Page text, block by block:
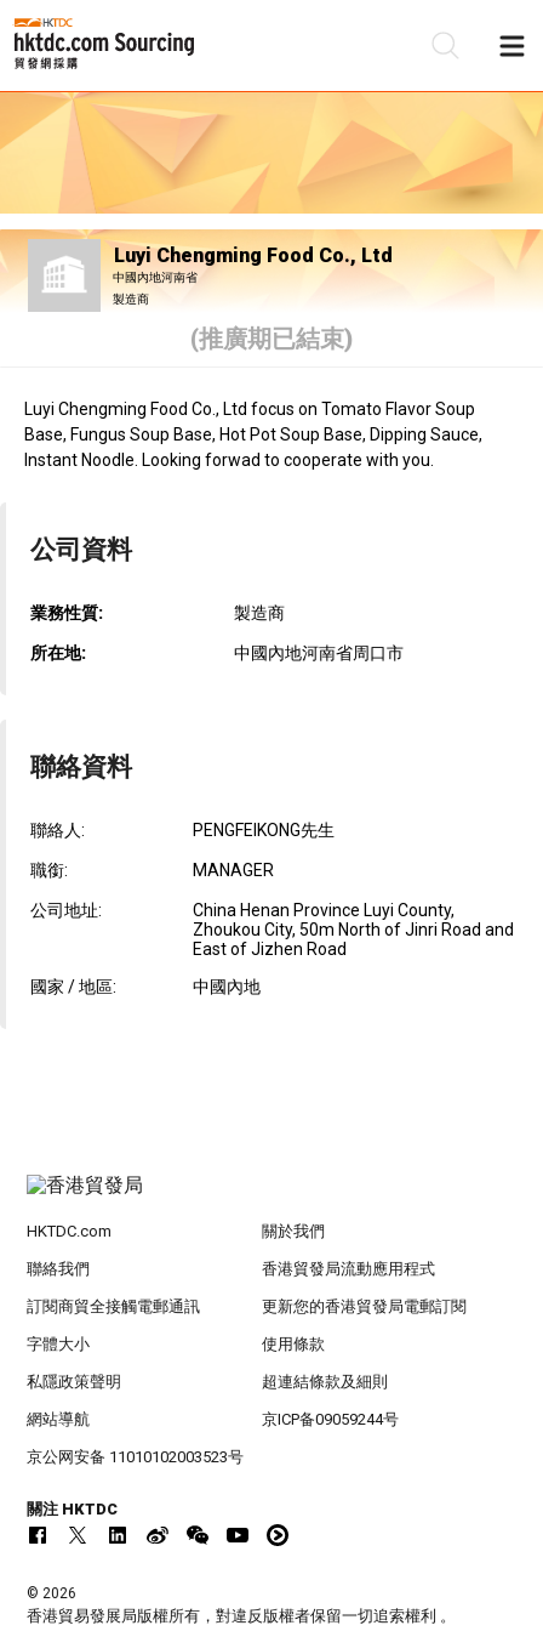
Luyi Chengming Food Co., Ltd
中國內地河南省
製造商
(推廣期已結束)
Luyi Chengming Food Co., Ltd focus on Tomato Flavor Soup
Base, Fungus Soup Base, Hot Pot Soup Base, Dipping Sauce,
Instant Noodle. Looking forwad to cooperate with you.
公司資料
業務性質: 製造商
所在地: 中國內地河南省周口市
聯絡資料
聯絡人: PENGFEIKONG先生
職銜: MANAGER
公司地址:
China Henan Province Luyi County,
Zhoukou City, 50m North of Jinri Road and
East of Jizhen Road
國家 / 地區:
中國內地
HKTDC.com 關於我們
聯絡我們 香港貿發局流動應用程式
訂閱商貿全接觸電郵通訊 更新您的香港貿發局電郵訂閱
字體大小 使用條款
私隱政策聲明 超連結條款及細則
網站導航 京ICP备09059244号
京公网安备 11010102003523号
關注 HKTDC
© 2026
香港貿易發展局版權所有，對違反版權者保留一切追索權利 。